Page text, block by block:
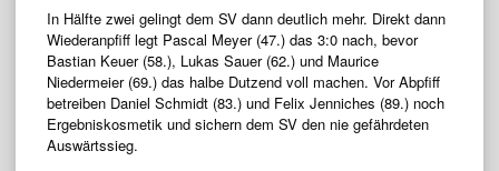
In Hälfte zwei gelingt dem SV dann deutlich mehr. Direkt dann
Wiederanpfiff legt Pascal Meyer (47.) das 3:0 nach, bevor
Bastian Keuer (58.), Lukas Sauer (62.) und Maurice
Niedermeier (69.) das halbe Dutzend voll machen. Vor Abpfiff
betreiben Daniel Schmidt (83.) und Felix Jenniches (89.) noch
Ergebniskosmetik und sichern dem SV den nie gefährdeten
Auswärtssieg.